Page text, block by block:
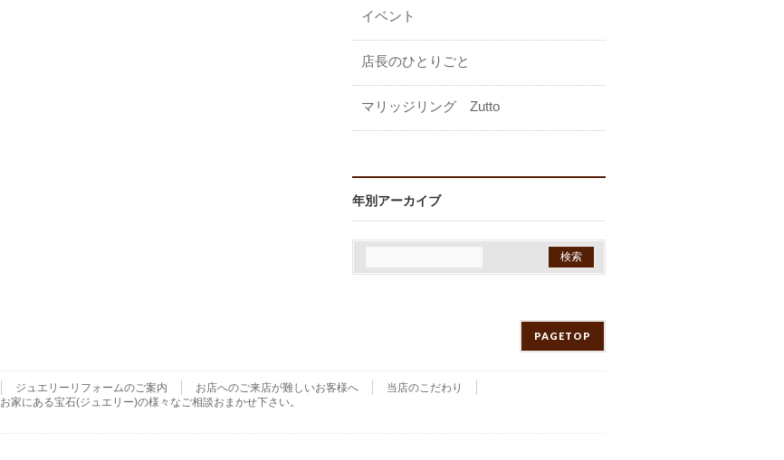
イベント
店長のひとりごと
マリッジリング Zutto
年別アーカイブ
PAGETOP
ジュエリーリフォームのご案内 お店へのご来店が難しいお客様へ
当店のこだわり
お家にある宝石(ジュエリー)の様々なご相談おまかせ下さい。